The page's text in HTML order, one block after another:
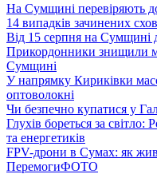
На Сумщині перевіряють
14 випадків зачинених
Від 15 серпня на Сумщині
Прикордонники знищили
Сумщині
У напрямку Кириківки
оптоволокні
Чи безпечно купатися у
Глухів бореться за світло:
та енергетиків
FPV-дрони в Сумах: як
ПеремогиФОТО